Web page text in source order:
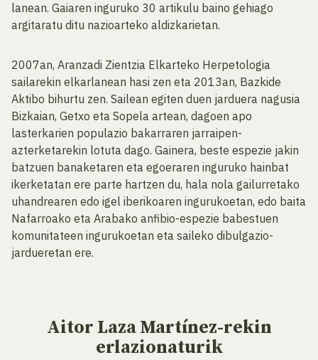
lanean. Gaiaren inguruko 30 artikulu baino gehiago
argitaratu ditu nazioarteko aldizkarietan.
2007an, Aranzadi Zientzia Elkarteko Herpetologia
sailarekin elkarlanean hasi zen eta 2013an, Bazkide
Aktibo bihurtu zen. Sailean egiten duen jarduera nagusia
Bizkaian, Getxo eta Sopela artean, dagoen apo
lasterkarien populazio bakarraren jarraipen-
azterketarekin lotuta dago. Gainera, beste espezie jakin
batzuen banaketaren eta egoeraren inguruko hainbat
ikerketatan ere parte hartzen du, hala nola gailurretako
uhandrearen edo igel iberikoaren ingurukoetan, edo baita
Nafarroako eta Arabako anfibio-espezie babestuen
komunitateen ingurukoetan eta saileko dibulgazio-
jardueretan ere.
Aitor Laza Martínez-rekin
erlazionaturik